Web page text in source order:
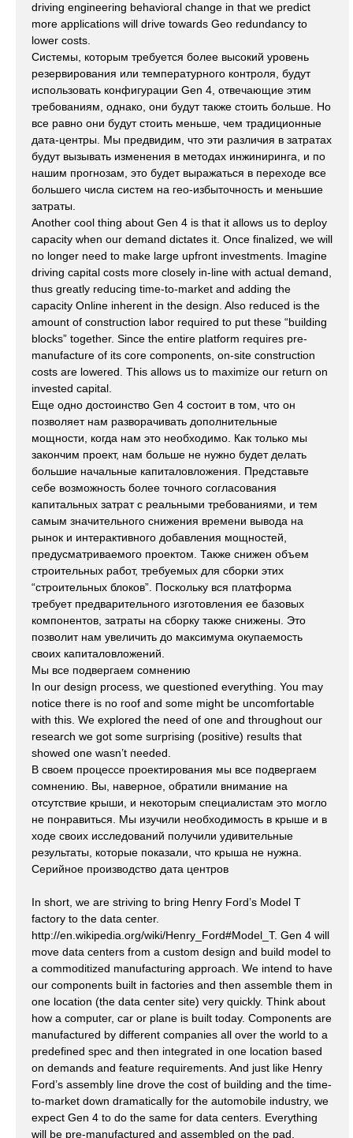
driving engineering behavioral change in that we predict
more applications will drive towards Geo redundancy to
lower costs.
Системы, которым требуется более высокий уровень
резервирования или температурного контроля, будут
использовать конфигурации Gen 4, отвечающие этим
требованиям, однако, они будут также стоить больше. Но
все равно они будут стоить меньше, чем традиционные
дата-центры. Мы предвидим, что эти различия в затратах
будут вызывать изменения в методах инжиниринга, и по
нашим прогнозам, это будет выражаться в переходе все
большего числа систем на гео-избыточность и меньшие
затраты.
Another cool thing about Gen 4 is that it allows us to deploy
capacity when our demand dictates it. Once finalized, we will
no longer need to make large upfront investments. Imagine
driving capital costs more closely in-line with actual demand,
thus greatly reducing time-to-market and adding the
capacity Online inherent in the design. Also reduced is the
amount of construction labor required to put these “building
blocks” together. Since the entire platform requires pre-
manufacture of its core components, on-site construction
costs are lowered. This allows us to maximize our return on
invested capital.
Еще одно достоинство Gen 4 состоит в том, что он
позволяет нам разворачивать дополнительные
мощности, когда нам это необходимо. Как только мы
закончим проект, нам больше не нужно будет делать
большие начальные капиталовложения. Представьте
себе возможность более точного согласования
капитальных затрат с реальными требованиями, и тем
самым значительного снижения времени вывода на
рынок и интерактивного добавления мощностей,
предусматриваемого проектом. Также снижен объем
строительных работ, требуемых для сборки этих
“строительных блоков”. Поскольку вся платформа
требует предварительного изготовления ее базовых
компонентов, затраты на сборку также снижены. Это
позволит нам увеличить до максимума окупаемость
своих капиталовложений.
Мы все подвергаем сомнению
In our design process, we questioned everything. You may
notice there is no roof and some might be uncomfortable
with this. We explored the need of one and throughout our
research we got some surprising (positive) results that
showed one wasn’t needed.
В своем процессе проектирования мы все подвергаем
сомнению. Вы, наверное, обратили внимание на
отсутствие крыши, и некоторым специалистам это могло
не понравиться. Мы изучили необходимость в крыше и в
ходе своих исследований получили удивительные
результаты, которые показали, что крыша не нужна.
Серийное производство дата центров
In short, we are striving to bring Henry Ford’s Model T
factory to the data center.
http://en.wikipedia.org/wiki/Henry_Ford#Model_T. Gen 4 will
move data centers from a custom design and build model to
a commoditized manufacturing approach. We intend to have
our components built in factories and then assemble them in
one location (the data center site) very quickly. Think about
how a computer, car or plane is built today. Components are
manufactured by different companies all over the world to a
predefined spec and then integrated in one location based
on demands and feature requirements. And just like Henry
Ford’s assembly line drove the cost of building and the time-
to-market down dramatically for the automobile industry, we
expect Gen 4 to do the same for data centers. Everything
will be pre-manufactured and assembled on the pad.